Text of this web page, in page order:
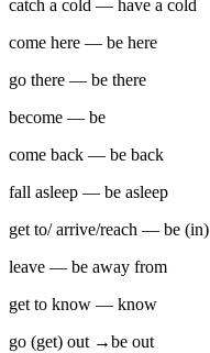
catch a cold — have a cold
come here — be here
go there — be there
become — be
come back — be back
fall asleep — be asleep
get to/ arrive/reach — be (in)
leave — be away from
get to know — know
go (get) out →be out